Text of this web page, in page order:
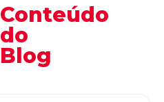
Conteúdo
do
Blog